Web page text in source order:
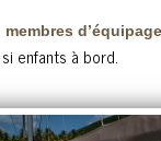
membres d’équipage
si enfants à bord.